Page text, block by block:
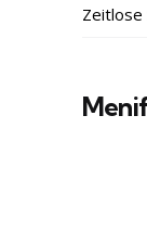
Zeitlose